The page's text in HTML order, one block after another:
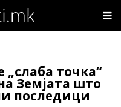
точка“
Земјата што
последици